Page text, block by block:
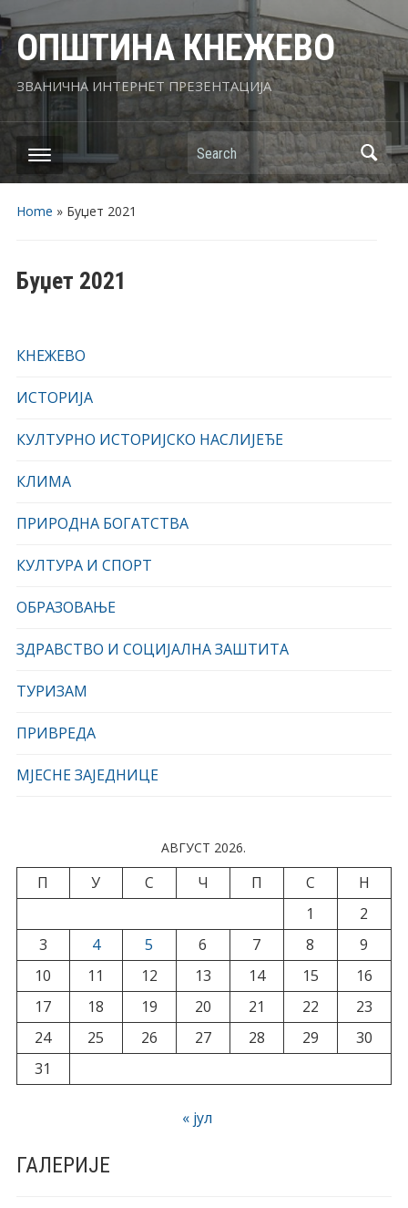
ОПШТИНА КНЕЖЕВО
ЗВАНИЧНА ИНТЕРНЕТ ПРЕЗЕНТАЦИЈА
Search
Home » Буџет 2021
КНЕЖЕВО
ИСТОРИЈА
КУЛТУРНО ИСТОРИЈСКО НАСЛИЈЕЂЕ
КЛИМА
ПРИРОДНА БОГАТСТВА
КУЛТУРА И СПОРТ
ОБРАЗОВАЊЕ
ЗДРАВСТВО И СОЦИЈАЛНА ЗАШТИТА
ТУРИЗАМ
ПРИВРЕДА
МЈЕСНЕ ЗАЈЕДНИЦЕ
АВГУСТ 2026.
П У С Ч П С
Н
1
2
3
4 5 6 7 8
9
10
11 12 13 14 15
16
17
18 19 20 21 22
23
24
25 26 27 28 29
30
31
« јул
Буџет 2021
ГАЛЕРИЈЕ